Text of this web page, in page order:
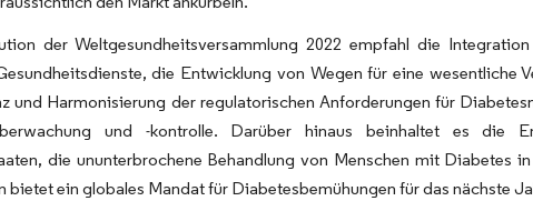
der Weltgesundheitsversammlung 2022 empfahl die
die Entwicklung von Wegen für eine wesentliche
und Harmonisierung der regulatorischen Anforderungen für
und -kontrolle. Darüber hinaus beinhaltet es die
die ununterbrochene Behandlung von Menschen mit Diabetes
bietet ein globales Mandat für Diabetesbemühungen für das nächste